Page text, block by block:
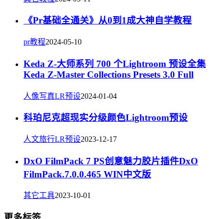
《Pr基础全通关》从0到1成大神自学教程
pr教程2024-05-10
Keda Z-大师系列 700 个Lightroom 预设全集
Keda Z-Master Collections Presets 3.0 Full
人像写真LR预设2024-01-04
科珀尼克超现实分级颜色Lightroom预设
人文旅行LR预设2023-12-17
DxO FilmPack 7 PS创意魅力胶片插件DxO
FilmPack.7.0.0.465 WIN中文版
其它工具2023-10-01